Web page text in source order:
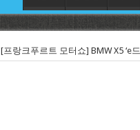
[프랑크푸르트 모터쇼] BMW X5 ‘e